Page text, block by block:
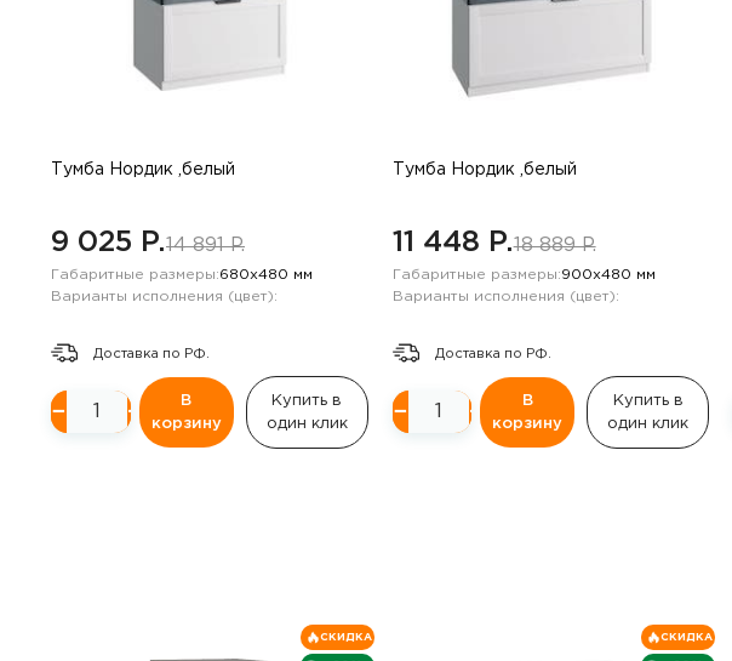
Тумба Нордик ,белый
9 025 P.14 891 P.
Габаритные размеры:680х480 мм
Варианты исполнения (цвет):
Доставка по РФ.
− +
В
корзину
Купить в
один клик
Тумба Нордик ,белый
11 448 P.18 889 P.
Габаритные размеры:900х480 мм
Варианты исполнения (цвет):
Доставка по РФ.
− +
В
корзину
Купить в
один клик
СКИДКА СКИДКА